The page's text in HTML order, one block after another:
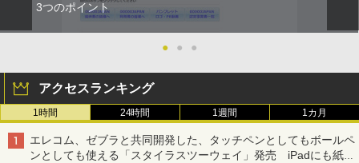
3つのポイント
● ● ●
アクセスランキング
1時間 24時間 1週間 1カ月
エレコム、ゼブラと共同開発した、タッチペンとしてもボールペ
ンとしても使える「スタイラスツーウェイ」発売 iPadにも紙に